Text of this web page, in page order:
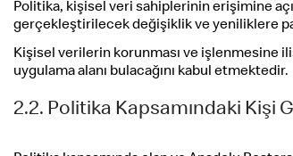
Politika, kişisel veri sahiplerinin erişimine
gerçekleştirilecek değişiklik ve yeniliklere
Kişisel verilerin korunması ve işlenmesine
uygulama alanı bulacağını kabul etmektedir.
2.2. Politika Kapsamındaki Kişi